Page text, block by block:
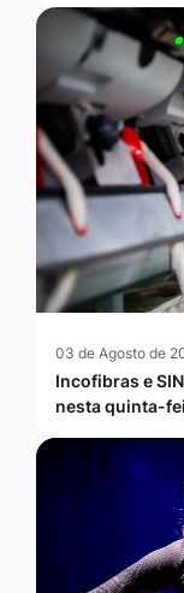
03 de Agosto de
Incofibras e
nesta quinta-